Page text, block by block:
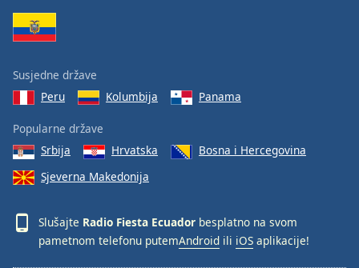
Susjedne države
Peru
Kolumbija Panama
Popularne države
Srbija
Hrvatska
Bosna i Hercegovina
Sjeverna Makedonija
Slušajte Radio Fiesta Ecuador besplatno na svom
pametnom telefonu putemAndroid ili iOS aplikacije!